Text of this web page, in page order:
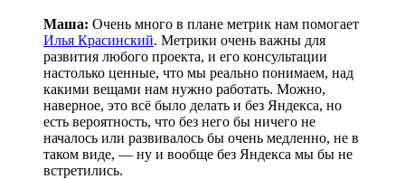
Маша: Очень много в плане метрик нам помогает
Илья Красинский. Метрики очень важны для
развития любого проекта, и его консультации
настолько ценные, что мы реально понимаем, над
какими вещами нам нужно работать. Можно,
наверное, это всё было делать и без Яндекса, но
есть вероятность, что без него бы ничего не
началось или развивалось бы очень медленно, не в
таком виде, — ну и вообще без Яндекса мы бы не
встретились.